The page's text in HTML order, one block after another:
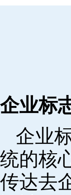
企业标
企业
统的核
传达去